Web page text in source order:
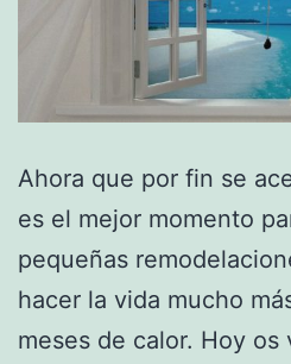
Ahora que por fin se
es el mejor momento
pequeñas
hacer la vida mucho
meses de calor. Hoy os